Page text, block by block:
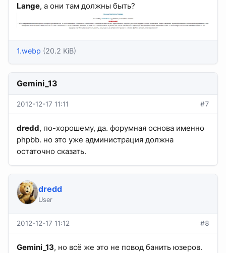
Lange, а они там должны быть?
1.webp (20.2 KiB)
Gemini_13
2012-12-17 11:11 #7
dredd, по-хорошему, да. форумная основа именно
phpbb. но это уже администрация должна
остаточно сказать.
dredd
User
2012-12-17 11:12 #8
Gemini_13, но всё же это не повод банить юзеров.